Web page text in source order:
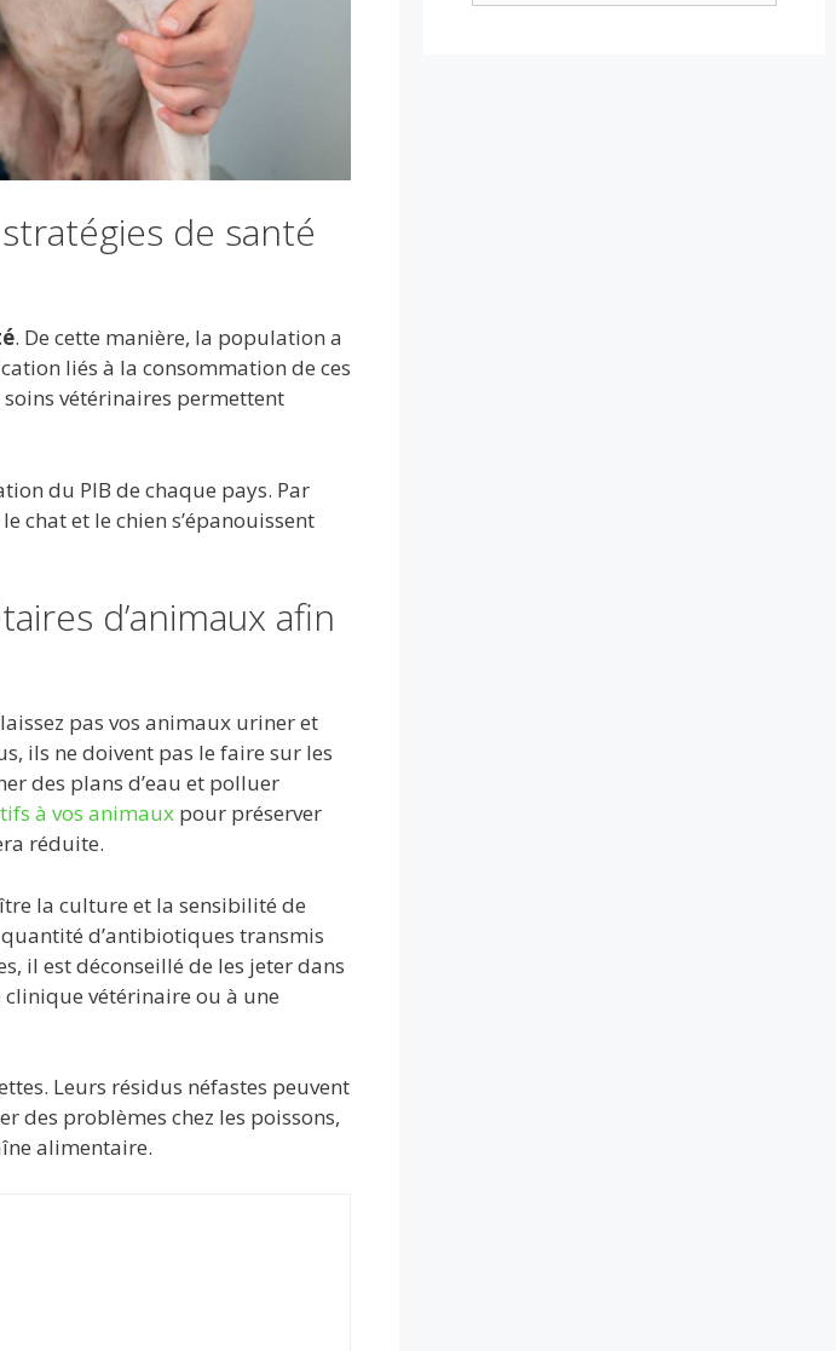
de santé
. De cette manière, la population a
liés à la consommation de ces
vétérinaires permettent
du PIB de chaque pays. Par
chat et le chien s’épanouissent
d’animaux afin
pas vos animaux uriner et
ils ne doivent pas le faire sur les
des plans d’eau et polluer
à vos animauxpour préserver
réduite.
la culture et la sensibilité de
d’antibiotiques transmis
il est déconseillé de les jeter dans
clinique vétérinaire ou à une
Leurs résidus néfastes peuvent
des problèmes chez les poissons,
alimentaire.